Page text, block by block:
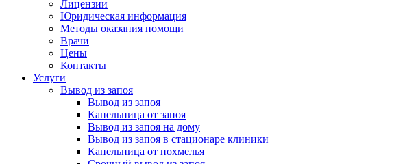
Лицензии
Юридическая информация
Методы оказания помощи
Врачи
Цены
Контакты
Услуги
Вывод из запоя
Вывод из запоя
Капельница от запоя
Вывод из запоя на дому
Вывод из запоя в стационаре клиники
Капельница от похмелья